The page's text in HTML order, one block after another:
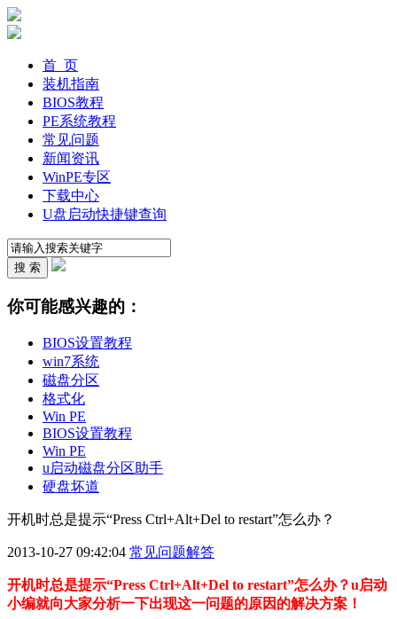
首 页
装机指南
BIOS教程
PE系统教程
常见问题
新闻资讯
WinPE专区
下载中心
U盘启动快捷键查询
你可能感兴趣的：
BIOS设置教程
win7系统
磁盘分区
格式化
Win PE
BIOS设置教程
Win PE
u启动磁盘分区助手
硬盘坏道
开机时总是提示“Press Ctrl+Alt+Del to restart”怎么办？
2013-10-27 09:42:04 常见问题解答
开机时总是提示“Press Ctrl+Alt+Del to restart”怎么办？u启动
小编就向大家分析一下出现这一问题的原因的解决方案！